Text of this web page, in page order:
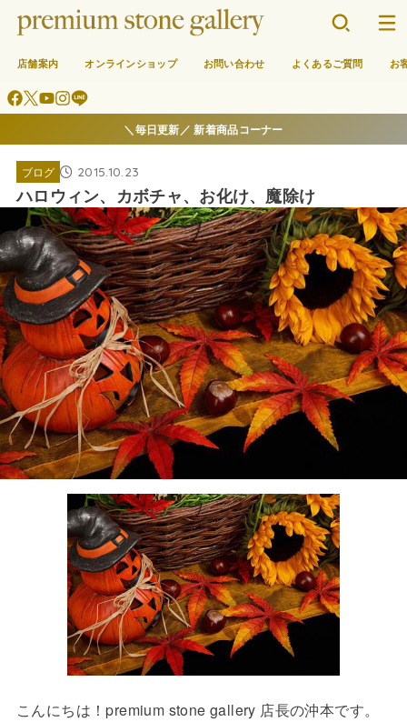
店舗案内 オンラインショップ お問い合わせ よくあるご質問 お
＼毎日更新／ 新着商品コーナー
ブログ 2015.10.23
ハロウィン、カボチャ、お化け、魔除け
こんにちは！premium stone gallery 店長の沖本です。